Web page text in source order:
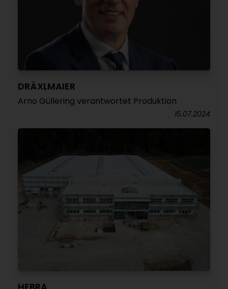
DRÄXLMAIER
Arno Güllering verantwortet Produktion
15.07.2024